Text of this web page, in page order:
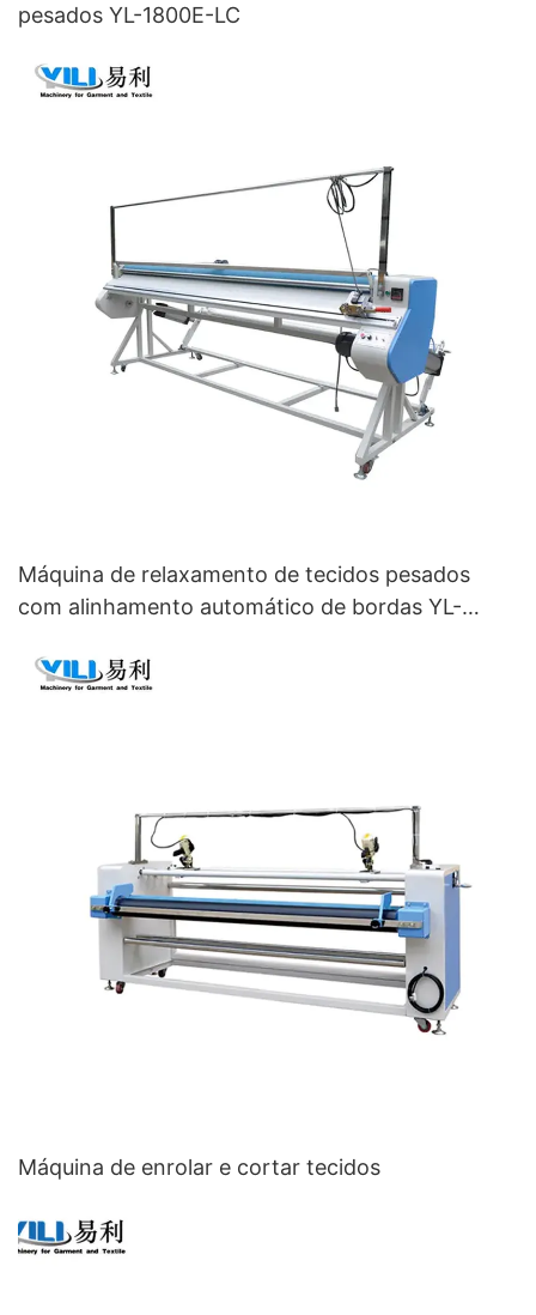
pesados ​​YL-1800E-LC
Máquina de relaxamento de tecidos pesados ​​
com alinhamento automático de bordas YL-
Máquina de enrolar e cortar tecidos